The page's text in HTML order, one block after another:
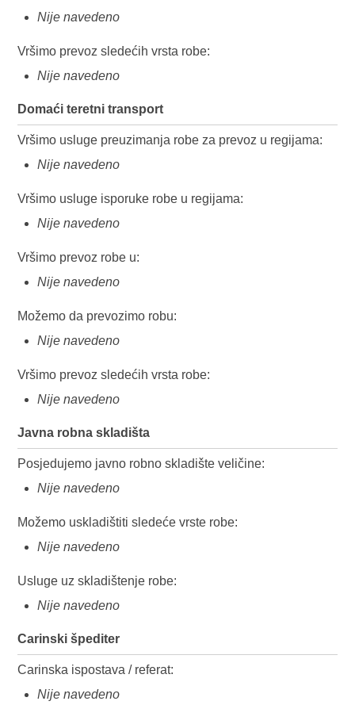
Nije navedeno
Vršimo prevoz sledećih vrsta robe:
Nije navedeno
Domaći teretni transport
Vršimo usluge preuzimanja robe za prevoz u regijama:
Nije navedeno
Vršimo usluge isporuke robe u regijama:
Nije navedeno
Vršimo prevoz robe u:
Nije navedeno
Možemo da prevozimo robu:
Nije navedeno
Vršimo prevoz sledećih vrsta robe:
Nije navedeno
Javna robna skladišta
Posjedujemo javno robno skladište veličine:
Nije navedeno
Možemo uskladištiti sledeće vrste robe:
Nije navedeno
Usluge uz skladištenje robe:
Nije navedeno
Carinski špediter
Carinska ispostava / referat:
Nije navedeno